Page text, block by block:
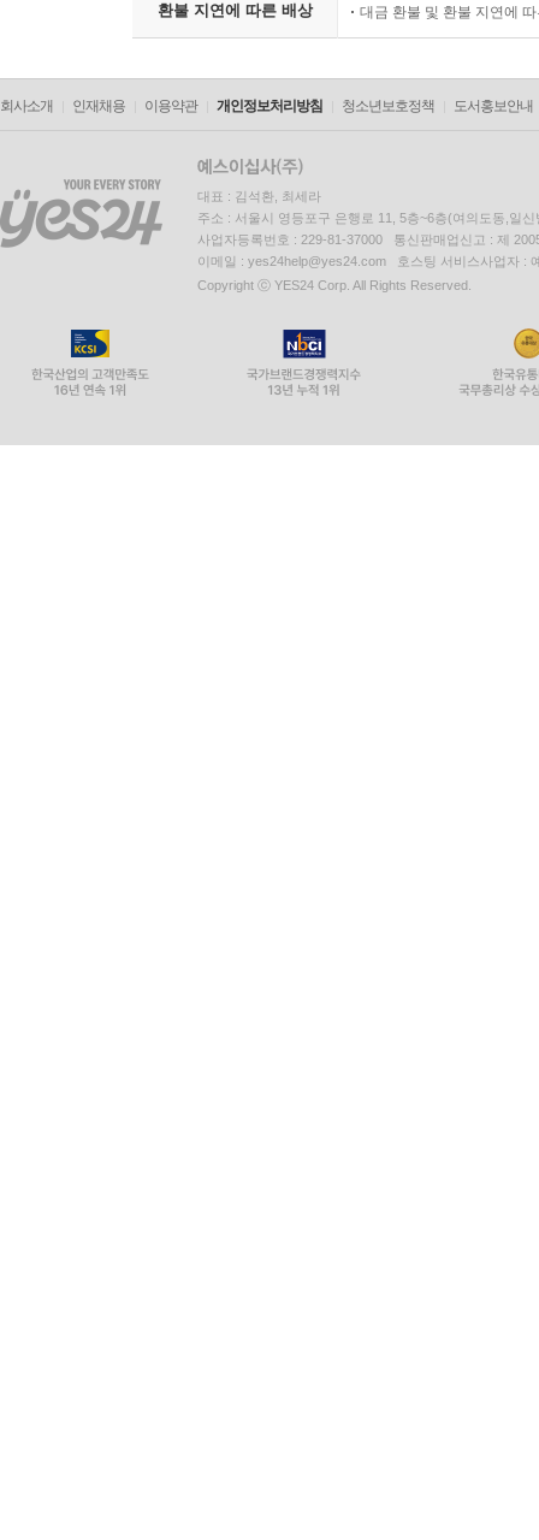
환불 지연에 따른 배상 대금 환불 및 환불 지연에
회사소개 인재채용 이용약관 개인정보처리방침 청소년보호정책 도서홍보안내
대표 : 김석환, 최세라
주소 : 서울시 영등포구 은행로 11, 5층~6층(여의도동,일신
사업자등록번호 : 229-81-37000 통신판매업신고 : 제
이메일 : yes24help@yes24.com 호스팅 서비스사업자 :
Copyright ⓒ YES24 Corp. All Rights Reserved.